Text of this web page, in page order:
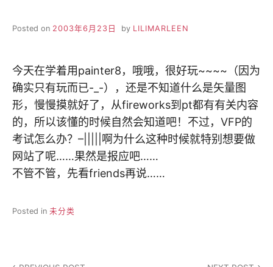
Posted on 2003年6月23日 by LILIMARLEEN
今天在学着用painter8，哦哦，很好玩~~~~（因为
确实只有玩而已-_-），还是不知道什么是矢量图
形，慢慢摸就好了，从fireworks到pt都有有关内容
的，所以该懂的时候自然会知道吧！不过，VFP的
考试怎么办？–|||||啊为什么这种时候就特别想要做
网站了呢……果然是报应吧……
不管不管，先看friends再说……
Posted in 未分类